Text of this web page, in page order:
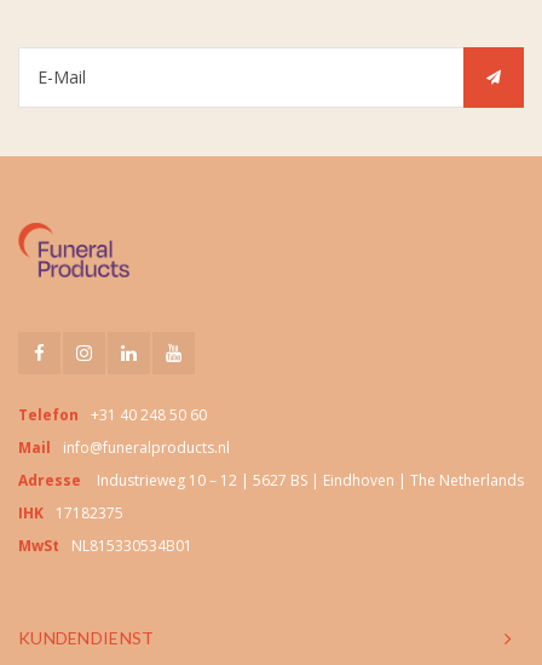
Telefon
+31 40 248 50 60
Mail
info@funeralproducts.nl
Adresse
Industrieweg 10 – 12 | 5627 BS | Eindhoven | The Netherlands
IHK
17182375
MwSt
NL815330534B01
KUNDENDIENST